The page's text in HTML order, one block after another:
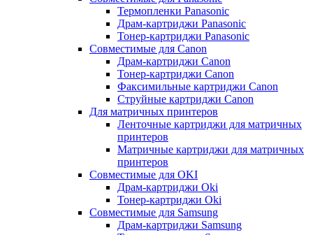
Термопленки Panasonic
Драм-картриджи Panasonic
Тонер-картриджи Panasonic
Совместимые для Canon
Драм-картриджи Canon
Тонер-картриджи Canon
Факсимильные картриджи Canon
Струйные картриджи Canon
Для матричных принтеров
Ленточные картриджи для матричных
принтеров
Матричные картриджи для матричных
принтеров
Совместимые для OKI
Драм-картриджи Oki
Тонер-картриджи Oki
Совместимые для Samsung
Драм-картриджи Samsung